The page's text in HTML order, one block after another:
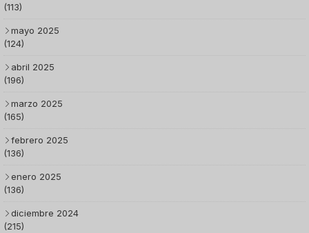
(113)
mayo 2025
(124)
abril 2025
(196)
marzo 2025
(165)
febrero 2025
(136)
enero 2025
(136)
diciembre 2024
(215)